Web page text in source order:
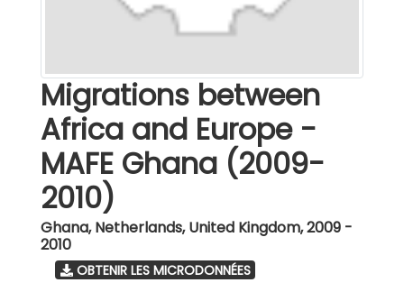
Migrations between
Africa and Europe -
MAFE Ghana (2009-
2010)
Ghana, Netherlands, United Kingdom,2009 -
2010
OBTENIR LES MICRODONNÉES